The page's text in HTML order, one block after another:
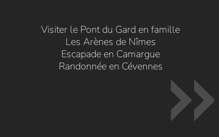
Visiter le Pont du Gard en famille
Les Arènes de Nîmes
Escapade en Camargue
Randonnée en Cévennes